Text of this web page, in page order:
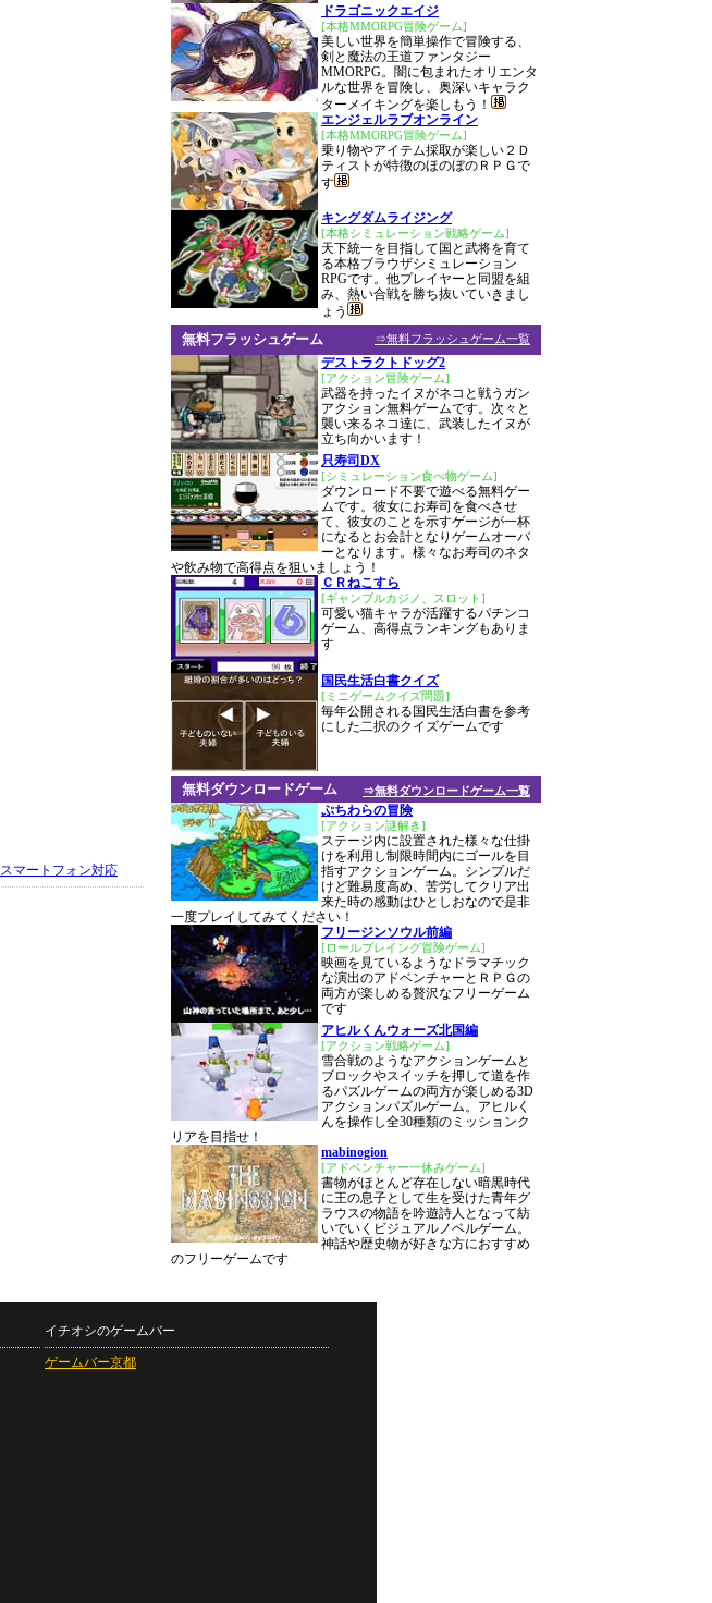
スマートフォン対応
ドラゴニックエイジ
[本格MMORPG冒険ゲーム]
美しい世界を簡単操作で冒険する、
剣と魔法の王道ファンタジー
MMORPG。闇に包まれたオリエンタ
ルな世界を冒険し、奥深いキャラク
ターメイキングを楽しもう！
エンジェルラブオンライン
[本格MMORPG冒険ゲーム]
乗り物やアイテム採取が楽しい２Ｄ
ティストが特徴のほのぼのＲＰＧで
す
キングダムライジング
[本格シミュレーション戦略ゲーム]
天下統一を目指して国と武将を育て
る本格ブラウザシミュレーション
RPGです。他プレイヤーと同盟を組
み、熱い合戦を勝ち抜いていきまし
ょう
⇒無料フラッシュゲーム一覧
無料フラッシュゲーム
デストラクトドッグ2
[アクション冒険ゲーム]
武器を持ったイヌがネコと戦うガン
アクション無料ゲームです。次々と
襲い来るネコ達に、武装したイヌが
立ち向かいます！
只寿司DX
[シミュレーション食べ物ゲーム]
ダウンロード不要で遊べる無料ゲー
ムです。彼女にお寿司を食べさせ
て、彼女のことを示すゲージが一杯
になるとお会計となりゲームオーバ
ーとなります。様々なお寿司のネタ
や飲み物で高得点を狙いましょう！
ＣＲねこすら
[ギャンブルカジノ、スロット]
可愛い猫キャラが活躍するパチンコ
ゲーム、高得点ランキングもありま
す
国民生活白書クイズ
[ミニゲームクイズ問題]
毎年公開される国民生活白書を参考
にした二択のクイズゲームです
⇒無料ダウンロードゲーム一覧
無料ダウンロードゲーム
ぷちわらの冒険
[アクション謎解き]
ステージ内に設置された様々な仕掛
けを利用し制限時間内にゴールを目
指すアクションゲーム。シンプルだ
けど難易度高め、苦労してクリア出
来た時の感動はひとしおなので是非
一度プレイしてみてください！
フリージンソウル前編
[ロールプレイング冒険ゲーム]
映画を見ているようなドラマチック
な演出のアドベンチャーとＲＰＧの
両方が楽しめる贅沢なフリーゲーム
です
アヒルくんウォーズ北国編
[アクション戦略ゲーム]
雪合戦のようなアクションゲームと
ブロックやスイッチを押して道を作
るパズルゲームの両方が楽しめる3D
アクションパズルゲーム。アヒルく
んを操作し全30種類のミッションク
リアを目指せ！
mabinogion
[アドベンチャー一休みゲーム]
書物がほとんど存在しない暗黒時代
に王の息子として生を受けた青年グ
ラウスの物語を吟遊詩人となって紡
いでいくビジュアルノベルゲーム。
神話や歴史物が好きな方におすすめ
のフリーゲームです
イチオシのゲームバー
ゲームバー京都